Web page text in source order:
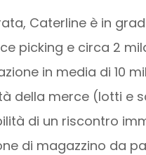
Caterline è in
picking e circa 2
in media di 10
della merce (lotti e
di un riscontro
di magazzino da